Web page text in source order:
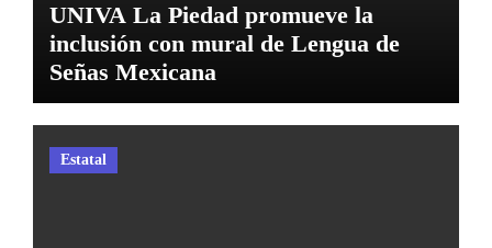
UNIVA La Piedad promueve la
inclusión con mural de Lengua de
Señas Mexicana
Estatal